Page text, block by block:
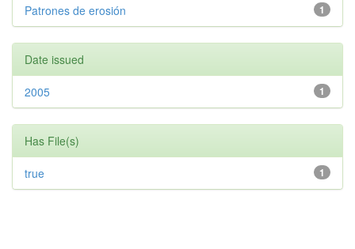
1
Patrones de erosión
Date issued
1
2005
Has File(s)
1
true